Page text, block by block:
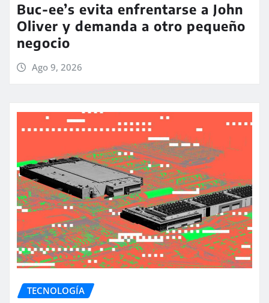
Buc-ee’s evita enfrentarse a John
Oliver y demanda a otro pequeño
negocio
Ago 9, 2026
TECNOLOGÍA